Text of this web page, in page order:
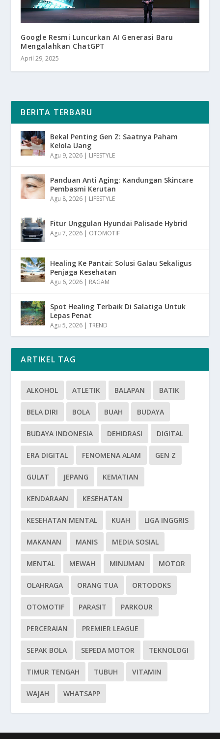
Google Resmi Luncurkan AI Generasi Baru
Mengalahkan ChatGPT
April 29, 2025
BERITA TERBARU
Bekal Penting Gen Z: Saatnya Paham
Kelola Uang
Agu 9, 2026 | LIFESTYLE
Panduan Anti Aging: Kandungan Skincare
Pembasmi Kerutan
Agu 8, 2026 | LIFESTYLE
Fitur Unggulan Hyundai Palisade Hybrid
Agu 7, 2026 | OTOMOTIF
Healing Ke Pantai: Solusi Galau Sekaligus
Penjaga Kesehatan
Agu 6, 2026 | RAGAM
Spot Healing Terbaik Di Salatiga Untuk
Lepas Penat
Agu 5, 2026 |TREND
ARTIKEL TAG
ALKOHOL ATLETIK BALAPAN BATIK
BELA DIRI BOLA BUAH BUDAYA
BUDAYA INDONESIA DEHIDRASI DIGITAL
ERA DIGITAL FENOMENA ALAM GEN Z
GULAT JEPANG KEMATIAN
KENDARAAN KESEHATAN
KESEHATAN MENTAL KUAH LIGA INGGRIS
MAKANAN MANIS MEDIA SOSIAL
MENTAL MEWAH MINUMAN MOTOR
OLAHRAGA ORANG TUA ORTODOKS
OTOMOTIF PARASIT PARKOUR
PERCERAIAN PREMIER LEAGUE
SEPAK BOLA SEPEDA MOTOR TEKNOLOGI
TIMUR TENGAH TUBUH VITAMIN
WAJAH WHATSAPP